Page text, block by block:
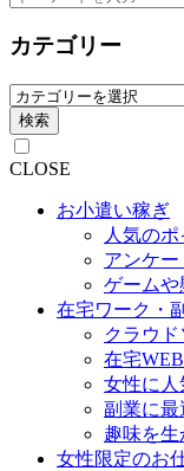
カテゴリー
検索
CLOSE
お小遣い稼ぎ
人気の
アンケ
ゲームや
在宅ワーク・
クラウ
在宅
女性に人
副業に最
趣味を生
女性限定のお